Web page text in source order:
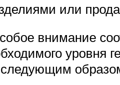
или
внимание
уровня
следующим